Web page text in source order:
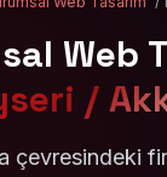
Web
/
çevresindeki